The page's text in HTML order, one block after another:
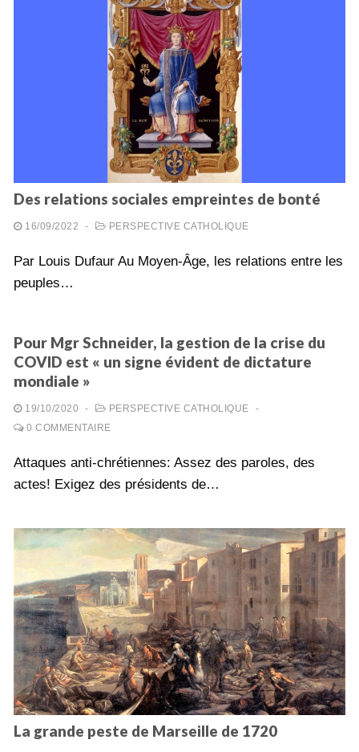
Des relations sociales empreintes de bonté
16/09/2022 - PERSPECTIVE CATHOLIQUE
Par Louis Dufaur Au Moyen-Âge, les relations entre les
peuples…
Pour Mgr Schneider, la gestion de la crise du
COVID est « un signe évident de dictature
mondiale »
19/10/2020 - PERSPECTIVE CATHOLIQUE
-
0 COMMENTAIRE
Attaques anti-chrétiennes: Assez des paroles, des
actes! Exigez des présidents de…
La grande peste de Marseille de 1720